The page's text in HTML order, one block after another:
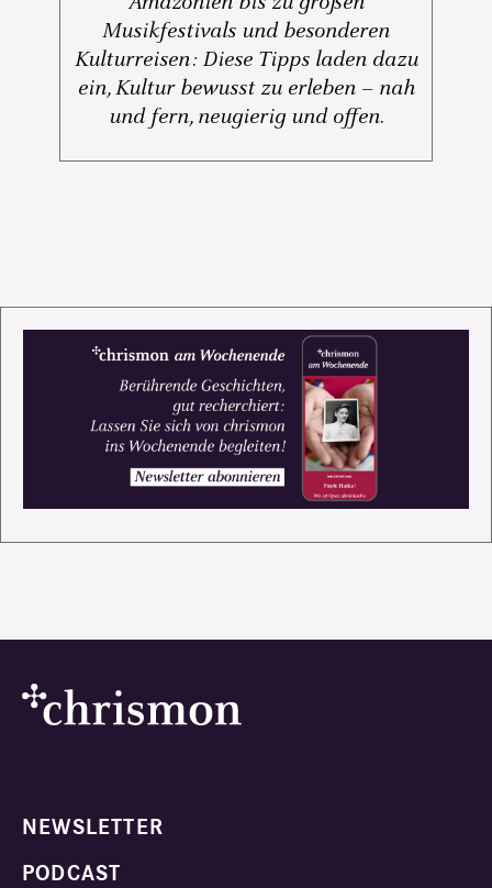
Musikfestivals und besonderen
Kulturreisen: Diese Tipps laden dazu
ein, Kultur bewusst zu erleben – nah
und fern, neugierig und offen.
NEWSLETTER
PODCAST